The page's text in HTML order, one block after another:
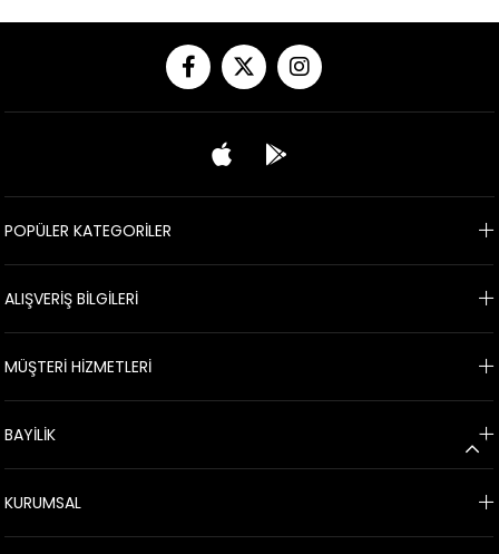
POPÜLER KATEGORİLER
ALIŞVERİŞ BİLGİLERİ
MÜŞTERİ HİZMETLERİ
BAYİLİK
KURUMSAL